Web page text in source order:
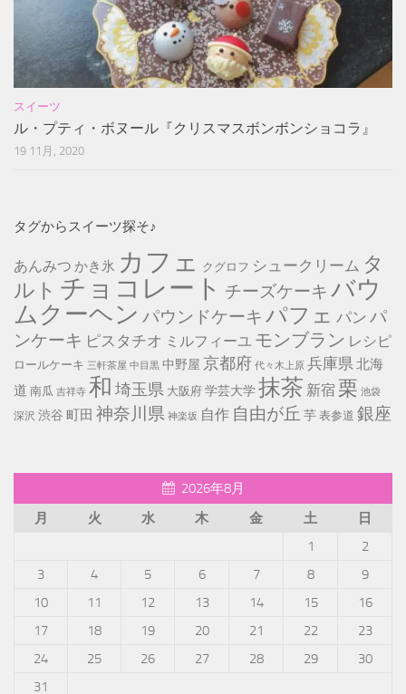
スイーツ
ル・プティ・ボヌール『クリスマスボンボンショコラ』
19 11月, 2020
タグからスイーツ探そ♪
あんみつ かき氷 カフェ クグロフ シュークリーム タ
ルト チョコレート チーズケーキ バウ
ムクーヘン パウンドケーキ パフェ パン パ
ンケーキ ピスタチオ ミルフィーユ モンブラン レシピ
ロールケーキ 三軒茶屋 中目黒 中野屋 京都府 代々木上原 兵庫県北海
道 南瓜 吉祥寺 和 埼玉県 大阪府 学芸大学抹茶 新宿 栗 池袋
深沢 渋谷 町田 神奈川県 神楽坂 自作 自由が丘 芋 表参道 銀座
2026年8月
月
火 水 木 金 土
日
1
2
3
4 5 6 7 8
9
10
11 12 13 14 15
16
17
18 19 20 21 22
23
24
25 26 27 28 29
30
31